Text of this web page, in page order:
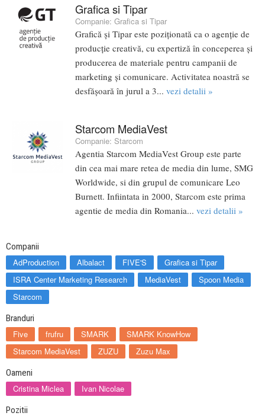
Grafica si Tipar
Companie: Grafica si Tipar
Grafică şi Tipar este poziţionată ca o agenţie de
producţie creativă, cu expertiză în conceperea şi
producerea de materiale pentru campanii de
marketing şi comunicare. Activitatea noastră se
desfăşoară în jurul a 3... vezi detalii »
Starcom MediaVest
Companie: Starcom
Agentia Starcom MediaVest Group este parte
din cea mai mare retea de media din lume, SMG
Worldwide, si din grupul de comunicare Leo
Burnett. Infiintata in 2000, Starcom este prima
agentie de media din Romania... vezi detalii »
Companii
AdProduction Albalact FIVE'S
Grafica si Tipar
ISRA Center Marketing Research
MediaVest
Spoon Media
Starcom
Branduri
Five frufru SMARK
SMARK KnowHow
Starcom MediaVest
ZUZU Zuzu Max
Oameni
Cristina Miclea Ivan Nicolae
Pozitii